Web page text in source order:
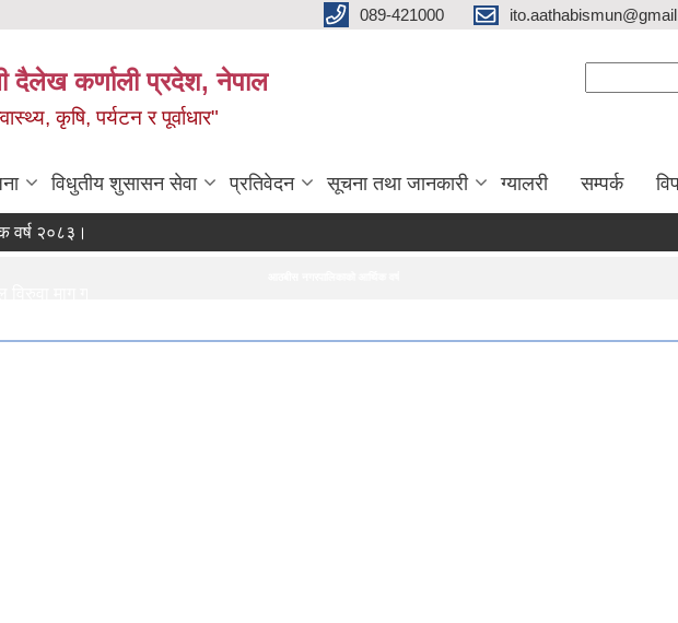
089-421000
दैलेख कर्णाली प्रदेश, नेपाल
कृषि, पर्यटन र पूर्वाधार"
विधुतीय शुसासन सेवा प्रतिवेदन सूचना तथा जानकारी ग्यालरी सम्पर्क
को नीति तथा कार्यक्रम